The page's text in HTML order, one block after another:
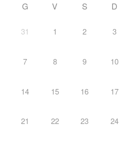
G V S D
31 1 2 3
7 8 9 10
14 15 16 17
21 22 23 24